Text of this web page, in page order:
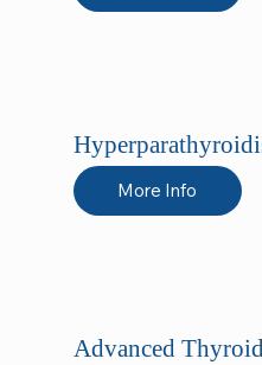
More Info
Advanced